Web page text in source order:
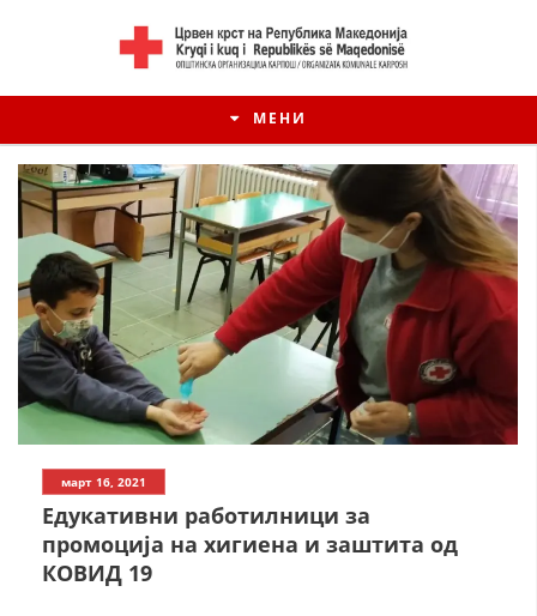
МЕНИ
март 16, 2021
Едукативни работилници за
промоција на хигиена и заштита oд
КОВИД 19